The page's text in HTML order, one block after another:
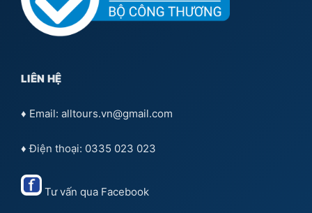
LIÊN HỆ
♦ Email: alltours.vn@gmail.com
♦ Điện thoại: 0335 023 023
Tư vấn qua Facebook